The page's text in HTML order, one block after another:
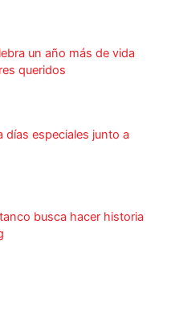
un año más de vida
queridos
días especiales junto a
busca hacer historia